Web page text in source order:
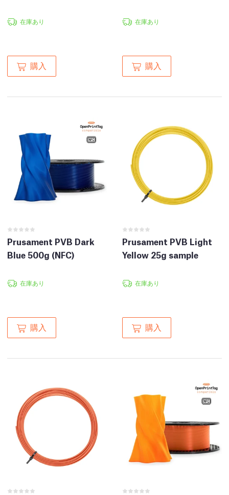
在庫あり
購入
在庫あり
購入
Prusament PVB Dark
Blue 500g (NFC)
在庫あり
購入
Prusament PVB Light
Yellow 25g sample
在庫あり
購入